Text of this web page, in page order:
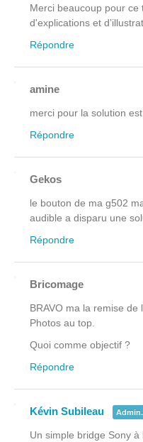
Merci beaucoup pour ce
d'explications et
Répondre
amine
merci pour la solution
Répondre
Gekos
le bouton de ma g502
audible a disparu une
Répondre
Bricomage
BRAVO ma la remise
Photos au top.
Quoi comme objectif ?
Répondre
Kévin Subileau Admin.
Un simple bridge Sony à